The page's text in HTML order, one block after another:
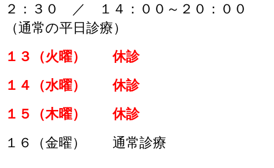
２：３０ ／ １４：００～２０：００
（通常の平日診療）
１３（火曜） 休診
１４（水曜） 休診
１５（木曜） 休診
１６（金曜） 通常診療